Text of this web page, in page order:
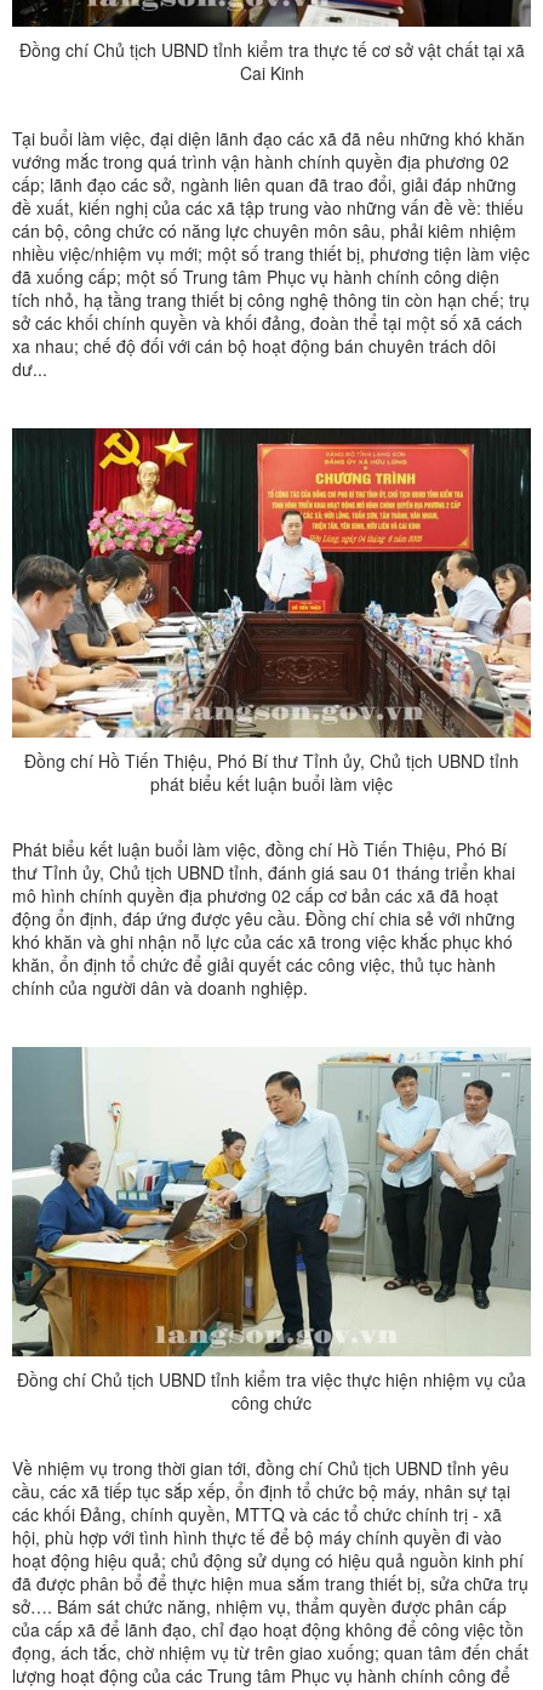
Đồng chí Chủ tịch UBND tỉnh kiểm tra thực tế cơ sở vật chất tại xã
Cai Kinh
Tại buổi làm việc, đại diện lãnh đạo các xã đã nêu những khó khăn
vướng mắc trong quá trình vận hành chính quyền địa phương 02
cấp; lãnh đạo các sở, ngành liên quan đã trao đổi, giải đáp những
đề xuất, kiến nghị của các xã tập trung vào những vấn đề về: thiếu
cán bộ, công chức có năng lực chuyên môn sâu, phải kiêm nhiệm
nhiều việc/nhiệm vụ mới; một số trang thiết bị, phương tiện làm việc
đã xuống cấp; một số Trung tâm Phục vụ hành chính công diện
tích nhỏ, hạ tầng trang thiết bị công nghệ thông tin còn hạn chế; trụ
sở các khối chính quyền và khối đảng, đoàn thể tại một số xã cách
xa nhau; chế độ đối với cán bộ hoạt động bán chuyên trách dôi
dư...
Đồng chí Hồ Tiến Thiệu, Phó Bí thư Tỉnh ủy, Chủ tịch UBND tỉnh
phát biểu kết luận buổi làm việc
Phát biểu kết luận buổi làm việc, đồng chí Hồ Tiến Thiệu, Phó Bí
thư Tỉnh ủy, Chủ tịch UBND tỉnh, đánh giá sau 01 tháng triển khai
mô hình chính quyền địa phương 02 cấp cơ bản các xã đã hoạt
động ổn định, đáp ứng được yêu cầu. Đồng chí chia sẻ với những
khó khăn và ghi nhận nỗ lực của các xã trong việc khắc phục khó
khăn, ổn định tổ chức để giải quyết các công việc, thủ tục hành
chính của người dân và doanh nghiệp.
Đồng chí Chủ tịch UBND tỉnh kiểm tra việc thực hiện nhiệm vụ của
công chức
Về nhiệm vụ trong thời gian tới, đồng chí Chủ tịch UBND tỉnh yêu
cầu, các xã tiếp tục sắp xếp, ổn định tổ chức bộ máy, nhân sự tại
các khối Đảng, chính quyền, MTTQ và các tổ chức chính trị - xã
hội, phù hợp với tình hình thực tế để bộ máy chính quyền đi vào
hoạt động hiệu quả; chủ động sử dụng có hiệu quả nguồn kinh phí
đã được phân bổ để thực hiện mua sắm trang thiết bị, sửa chữa trụ
sở…. Bám sát chức năng, nhiệm vụ, thẩm quyền được phân cấp
của cấp xã để lãnh đạo, chỉ đạo hoạt động không để công việc tồn
đọng, ách tắc, chờ nhiệm vụ từ trên giao xuống; quan tâm đến chất
lượng hoạt động của các Trung tâm Phục vụ hành chính công để